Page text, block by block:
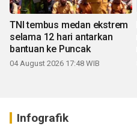
TNI tembus medan ekstrem
selama 12 hari antarkan
bantuan ke Puncak
04 August 2026 17:48 WIB
Infografik